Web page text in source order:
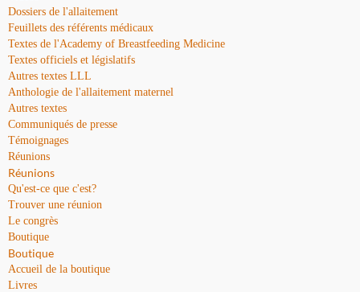
Dossiers de l'allaitement
Feuillets des référents médicaux
Textes de l'Academy of Breastfeeding Medicine
Textes officiels et législatifs
Autres textes LLL
Anthologie de l'allaitement maternel
Autres textes
Communiqués de presse
Témoignages
Réunions
Réunions
Qu'est-ce que c'est?
Trouver une réunion
Le congrès
Boutique
Boutique
Accueil de la boutique
Livres